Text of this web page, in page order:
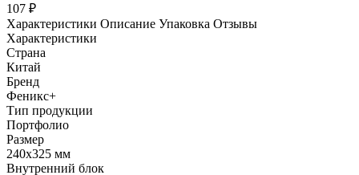
107 ₽
Характеристики Описание Упаковка Отзывы
Характеристики
Страна
Китай
Бренд
Феникс+
Тип продукции
Портфолио
Размер
240х325 мм
Внутренний блок